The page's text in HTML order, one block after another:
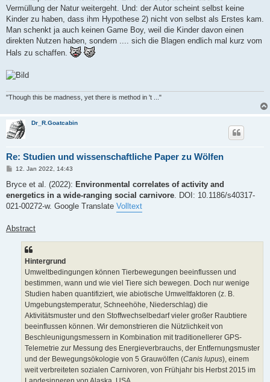
Vermüllung der Natur weitergeht. Und: der Autor scheint selbst keine
Kinder zu haben, dass ihm Hypothese 2) nicht von selbst als Erstes kam.
Man schenkt ja auch keinen Game Boy, weil die Kinder davon einen
direkten Nutzen haben, sondern .... sich die Blagen endlich mal kurz vom
Hals zu schaffen.
"Though this be madness, yet there is method in 't ..."
Dr_R.Goatcabin
Re: Studien und wissenschaftliche Paper zu Wölfen
B
i
t
r
a
12. Jan 2022, 14:43
Bryce et al. (2022): Environmental correlates of activity and
energetics in a wide-ranging social carnivore . DOI: 10.1186/s40317-
021-00272-w. Google Translate Volltext
Abstract
Hintergrund
Umweltbedingungen können Tierbewegungen beeinflussen und
bestimmen, wann und wie viel Tiere sich bewegen. Doch nur wenige
Studien haben quantifiziert, wie abiotische Umweltfaktoren (z. B.
Umgebungstemperatur, Schneehöhe, Niederschlag) die
Aktivitätsmuster und den Stoffwechselbedarf vieler großer Raubtiere
beeinflussen können. Wir demonstrieren die Nützlichkeit von
Beschleunigungsmessern in Kombination mit traditionellerer GPS-
Telemetrie zur Messung des Energieverbrauchs, der Entfernungsmuster
und der Bewegungsökologie von 5 Grauwölfen (Canis lupus), einem
weit verbreiteten sozialen Carnivoren, von Frühjahr bis Herbst 2015 im